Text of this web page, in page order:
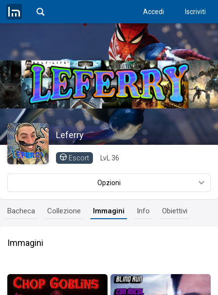
Accedi Iscriviti
Leferry
Escort LvL 36
Opzioni
Bacheca Collezione Immagini Info Obiettivi
Immagini